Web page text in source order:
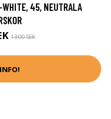
45, NEUTRALA
1300 SEK